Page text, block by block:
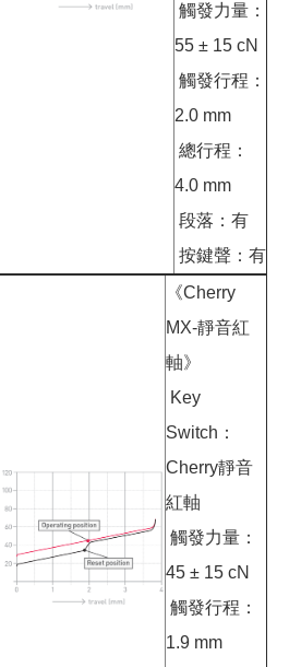
觸發力量：
55 ± 15 cN
觸發行程：
2.0 mm
總行程：
4.0 mm
段落：有
按鍵聲：有
《Cherry
MX-靜音紅
軸》
Key
Switch：
Cherry靜音
紅軸
觸發力量：
45 ± 15 cN
觸發行程：
1.9 mm